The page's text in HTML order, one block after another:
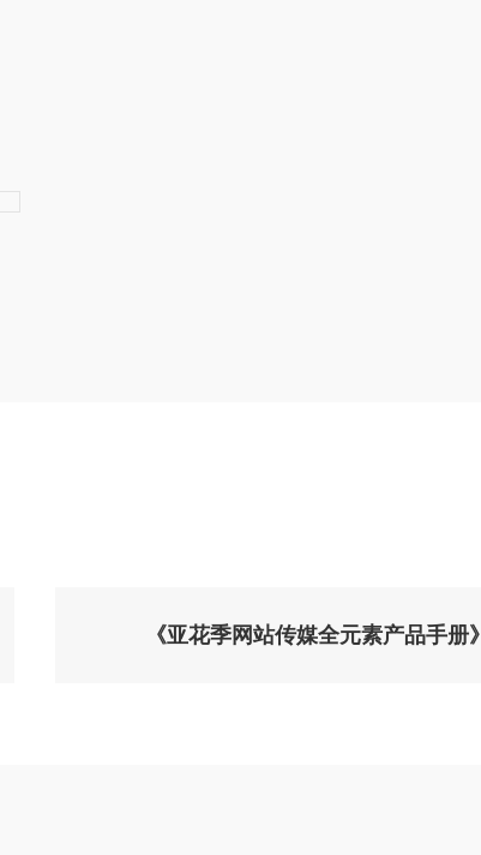
《亚花季网站传媒全元素产品手册》